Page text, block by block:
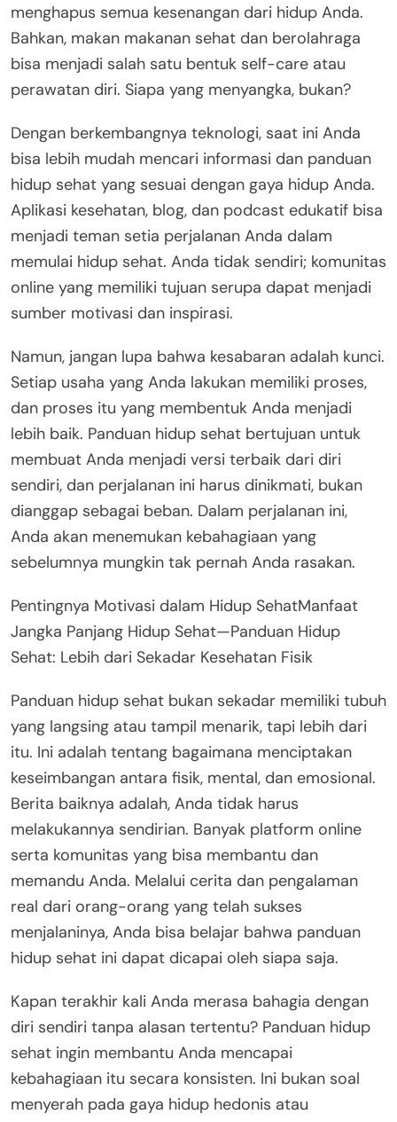
menghapus semua kesenangan dari hidup Anda.
Bahkan, makan makanan sehat dan berolahraga
bisa menjadi salah satu bentuk self-care atau
perawatan diri. Siapa yang menyangka, bukan?
Dengan berkembangnya teknologi, saat ini Anda
bisa lebih mudah mencari informasi dan panduan
hidup sehat yang sesuai dengan gaya hidup Anda.
Aplikasi kesehatan, blog, dan podcast edukatif bisa
menjadi teman setia perjalanan Anda dalam
memulai hidup sehat. Anda tidak sendiri; komunitas
online yang memiliki tujuan serupa dapat menjadi
sumber motivasi dan inspirasi.
Namun, jangan lupa bahwa kesabaran adalah kunci.
Setiap usaha yang Anda lakukan memiliki proses,
dan proses itu yang membentuk Anda menjadi
lebih baik. Panduan hidup sehat bertujuan untuk
membuat Anda menjadi versi terbaik dari diri
sendiri, dan perjalanan ini harus dinikmati, bukan
dianggap sebagai beban. Dalam perjalanan ini,
Anda akan menemukan kebahagiaan yang
sebelumnya mungkin tak pernah Anda rasakan.
Pentingnya Motivasi dalam Hidup SehatManfaat
Jangka Panjang Hidup Sehat—Panduan Hidup
Sehat: Lebih dari Sekadar Kesehatan Fisik
Panduan hidup sehat bukan sekadar memiliki tubuh
yang langsing atau tampil menarik, tapi lebih dari
itu. Ini adalah tentang bagaimana menciptakan
keseimbangan antara fisik, mental, dan emosional.
Berita baiknya adalah, Anda tidak harus
melakukannya sendirian. Banyak platform online
serta komunitas yang bisa membantu dan
memandu Anda. Melalui cerita dan pengalaman
real dari orang-orang yang telah sukses
menjalaninya, Anda bisa belajar bahwa panduan
hidup sehat ini dapat dicapai oleh siapa saja.
Kapan terakhir kali Anda merasa bahagia dengan
diri sendiri tanpa alasan tertentu? Panduan hidup
sehat ingin membantu Anda mencapai
kebahagiaan itu secara konsisten. Ini bukan soal
menyerah pada gaya hidup hedonis atau